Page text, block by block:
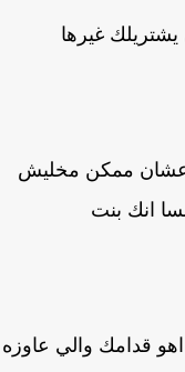
غيرها
ممكن مخليش
انك بنت
قدامك والي عاوزه